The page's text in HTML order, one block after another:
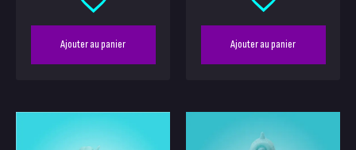
Ajouter au panier Ajouter au panier